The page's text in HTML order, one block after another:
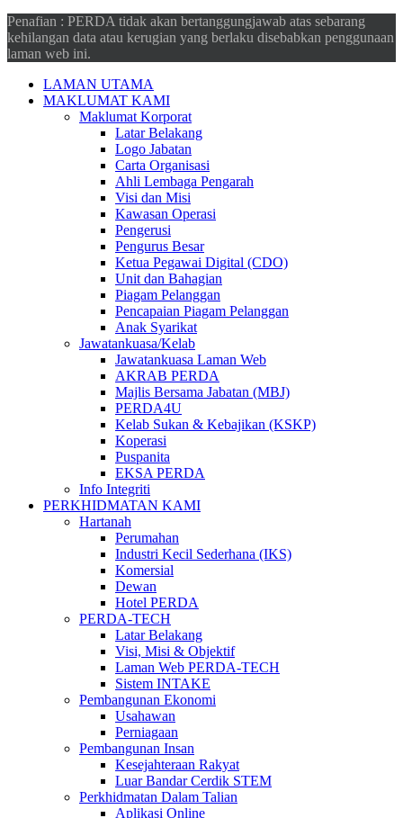
Penafian : PERDA tidak akan bertanggungjawab atas sebarang
kehilangan data atau kerugian yang berlaku disebabkan penggunaan
laman web ini.
LAMAN UTAMA
MAKLUMAT KAMI
Maklumat Korporat
Latar Belakang
Logo Jabatan
Carta Organisasi
Ahli Lembaga Pengarah
Visi dan Misi
Kawasan Operasi
Pengerusi
Pengurus Besar
Ketua Pegawai Digital (CDO)
Unit dan Bahagian
Piagam Pelanggan
Pencapaian Piagam Pelanggan
Anak Syarikat
Jawatankuasa/Kelab
Jawatankuasa Laman Web
AKRAB PERDA
Majlis Bersama Jabatan (MBJ)
PERDA4U
Kelab Sukan & Kebajikan (KSKP)
Koperasi
Puspanita
EKSA PERDA
Info Integriti
PERKHIDMATAN KAMI
Hartanah
Perumahan
Industri Kecil Sederhana (IKS)
Komersial
Dewan
Hotel PERDA
PERDA-TECH
Latar Belakang
Visi, Misi & Objektif
Laman Web PERDA-TECH
Sistem INTAKE
Pembangunan Ekonomi
Usahawan
Perniagaan
Pembangunan Insan
Kesejahteraan Rakyat
Luar Bandar Cerdik STEM
Perkhidmatan Dalam Talian
Aplikasi Online